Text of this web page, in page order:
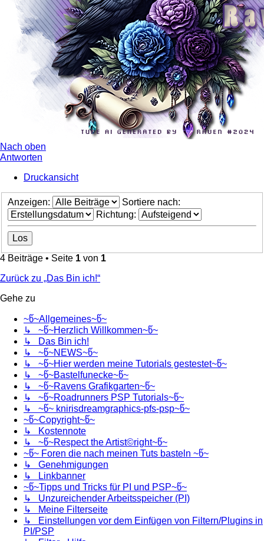
Nach oben
Antworten
Druckansicht
Anzeigen:
Sortiere nach:
Richtung:
4 Beiträge • Seite 1 von 1
Zurück zu „Das Bin ich!“
Gehe zu
~წ~Allgemeines~წ~
↳ ~წ~Herzlich Willkommen~წ~
↳ Das Bin ich!
↳ ~წ~NEWS~წ~
↳ ~წ~Hier werden meine Tutorials gestestet~წ~
↳ ~წ~Bastelfunecke~წ~
↳ ~წ~Ravens Grafikgarten~წ~
↳ ~წ~Roadrunners PSP Tutorials~წ~
↳ ~წ~ knirisdreamgraphics-pfs-psp~წ~
~წ~Copyright~წ~
↳ Kostennote
↳ ~წ~Respect the Artist©right~წ~
~წ~ Foren die nach meinen Tuts basteln ~წ~
↳ Genehmigungen
↳ Linkbanner
~წ~Tipps und Tricks für PI und PSP~წ~
↳ Unzureichender Arbeitsspeicher (PI)
↳ Meine Filterseite
↳ Einstellungen vor dem Einfügen von Filtern/Plugins in
PI/PSP